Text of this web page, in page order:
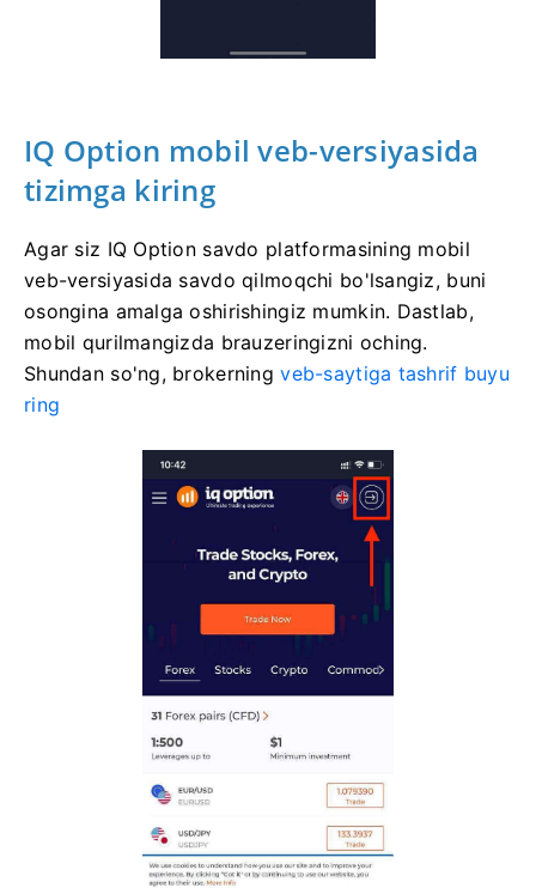
IQ Option mobil veb-versiyasida
tizimga kiring
Agar siz IQ Option savdo platformasining mobil
veb-versiyasida savdo qilmoqchi bo'lsangiz, buni
osongina amalga oshirishingiz mumkin. Dastlab,
mobil qurilmangizda brauzeringizni oching.
Shundan so'ng, brokerningveb-saytiga tashrif buyu
ring